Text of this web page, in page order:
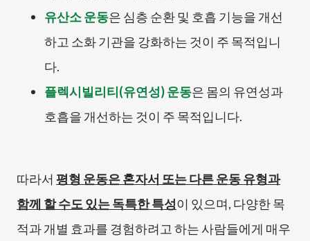
유산소 운동은 심층 순환 및 호흡 기능을 개선
하고 소화 기관을 강화하는 것이 주 목적입니
다.
플렉시빌리티(유연성) 운동은 몸의 유연성과
호흡을 개선하는 것이 주 목적입니다.
따라서 평형 운동은 혼자서 또는 다른 운동 유형과
함께 할 수도 있는 독특한 특성이 있으며, 다양한 목
적과 개별 효과를 경험하려고 하는 사람들에게 매우